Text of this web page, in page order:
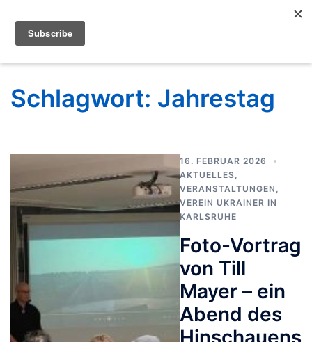
Schlagwort: Jahrestag
16. FEBRUAR 2026
AKTUELLES
VERANSTALTUNGEN
VEREIN UKRAINER IN
KARLSRUHE
Foto-Vortrag
von Till
Mayer – ein
Abend des
Hinschauens